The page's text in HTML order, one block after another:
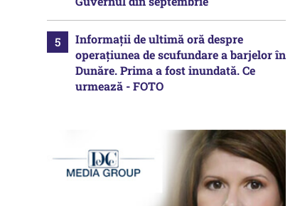
Informații de ultimă oră despre
operațiunea de scufundare a barjelor în
Dunăre. Prima a fost inundată. Ce
urmează - FOTO